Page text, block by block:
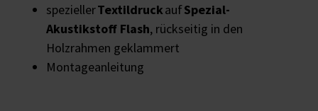
speziellerTextildruckaufSpezial-
Akustikstoff Flash, rückseitig in den
Holzrahmen geklammert
Montageanleitung